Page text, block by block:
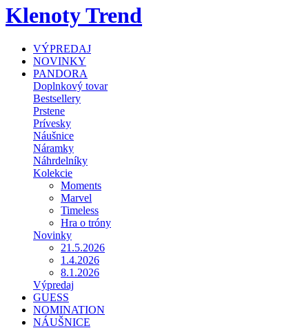
Klenoty Trend
VÝPREDAJ
NOVINKY
PANDORA
Doplnkový tovar
Bestsellery
Prstene
Prívesky
Náušnice
Náramky
Náhrdelníky
Kolekcie
Moments
Marvel
Timeless
Hra o tróny
Novinky
21.5.2026
1.4.2026
8.1.2026
Výpredaj
GUESS
NOMINATION
NÁUŠNICE